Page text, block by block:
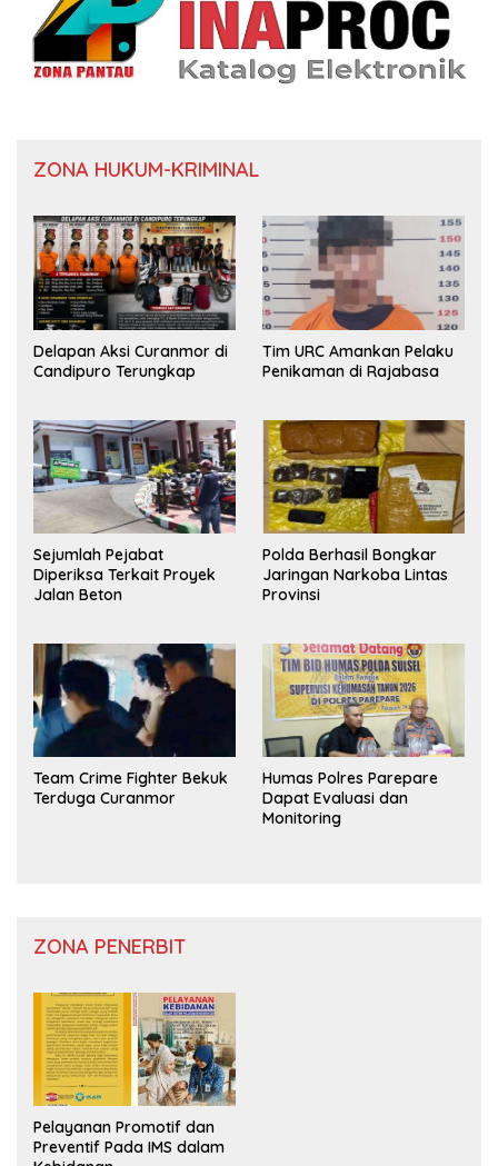
ZONA HUKUM-KRIMINAL
Delapan Aksi Curanmor di
Candipuro Terungkap
Tim URC Amankan Pelaku
Penikaman di Rajabasa
Sejumlah Pejabat
Diperiksa Terkait Proyek
Jalan Beton
Polda Berhasil Bongkar
Jaringan Narkoba Lintas
Provinsi
Team Crime Fighter Bekuk
Terduga Curanmor
Humas Polres Parepare
Dapat Evaluasi dan
Monitoring
ZONA PENERBIT
Pelayanan Promotif dan
Preventif Pada IMS dalam